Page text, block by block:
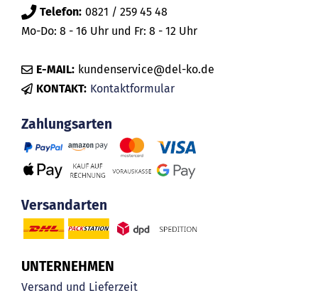
Telefon: 0821 / 259 45 48
Mo-Do: 8 - 16 Uhr und Fr: 8 - 12 Uhr
E-MAIL: kundenservice@del-ko.de
KONTAKT: Kontaktformular
Zahlungsarten
Versandarten
UNTERNEHMEN
Versand und Lieferzeit